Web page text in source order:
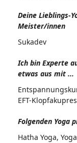
Deine Lieblings-
Meister/innen
Sukadev
Ich bin Experte
etwas aus mit ...
EFT-
Folgenden Yoga
Hatha Yoga,